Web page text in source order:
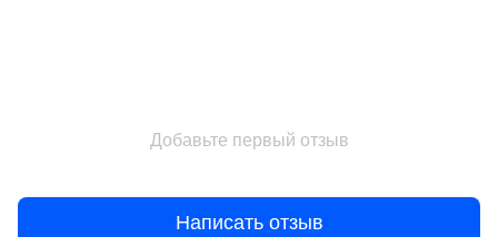
Добавьте первый отзыв
Написать отзыв